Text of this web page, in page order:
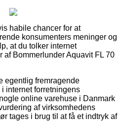
habile chancer for at
konsumenters meninger og
at du tolker internet
Bommerlunder Aquavit FL 70
egentlig fremragende
internet forretningens
online varehuse i Danmark
af virksomhedens
tages i brug til at få et indtryk af